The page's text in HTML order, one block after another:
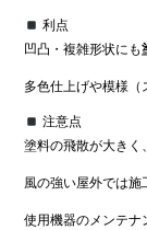
利点
凹凸・複雑形状にも
多色仕上げや模様
注意点
塗料の飛散が大きく、
風の強い屋外では施
使用機器のメンテナ